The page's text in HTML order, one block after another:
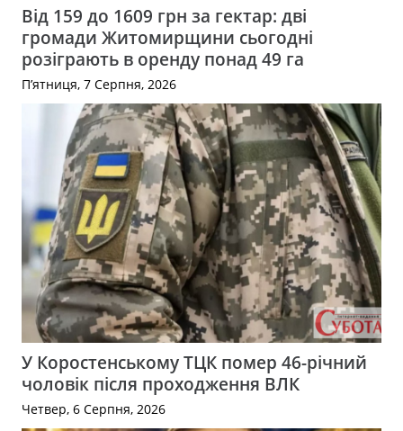
Від 159 до 1609 грн за гектар: дві
громади Житомирщини сьогодні
розіграють в оренду понад 49 га
П’ятниця, 7 Серпня, 2026
У Коростенському ТЦК помер 46-річний
чоловік після проходження ВЛК
Четвер, 6 Серпня, 2026